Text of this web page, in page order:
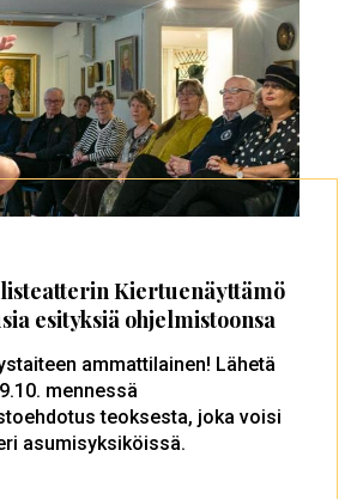
Kiertuenäyttämö
esityksiä ohjelmistoonsa
ammattilainen! Lähetä
mennessä
teoksesta, joka voisi
asumisyksiköissä.